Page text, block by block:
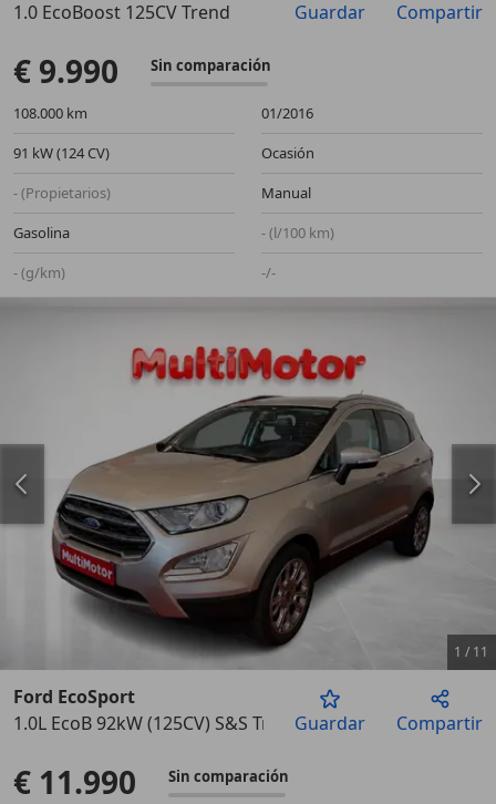
1.0 EcoBoost 125CV Trend
Guardar Compartir
€ 9.990 Sin comparación
108.000 km
01/2016
91 kW (124 CV)
Ocasión
- (Propietarios)
Manual
Gasolina
- (l/100 km)
- (g/km)
-/-
Anterior
1 / 11
Ford EcoSport
1.0L EcoB 92kW (125CV) S&S Trend Auto
Guardar Compartir
€ 11.990 Sin comparación